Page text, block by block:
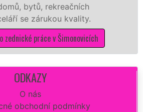
rekreačních
kvality.
v Šimonovicích
ODKAZY
O nás
obchodní podmínky